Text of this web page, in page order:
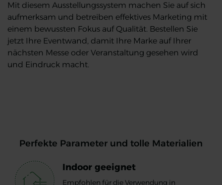
Mit diesem Ausstellungssystem machen Sie auf sich
aufmerksam und betreiben effektives Marketing mit
einem bewussten Fokus auf Qualität. Bestellen Sie
jetzt Ihre Eventwand, damit Ihre Marke auf Ihrer
nächsten Messe oder Veranstaltung gesehen wird
und Eindruck macht.
Perfekte Parameter und tolle Materialien
Indoor geeignet
Empfohlen für die Verwendung in